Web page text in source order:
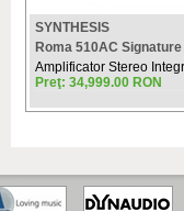
SYNTHESIS
Roma 510AC Signature
Amplificator Stereo
Preţ: 34,999.00 RON